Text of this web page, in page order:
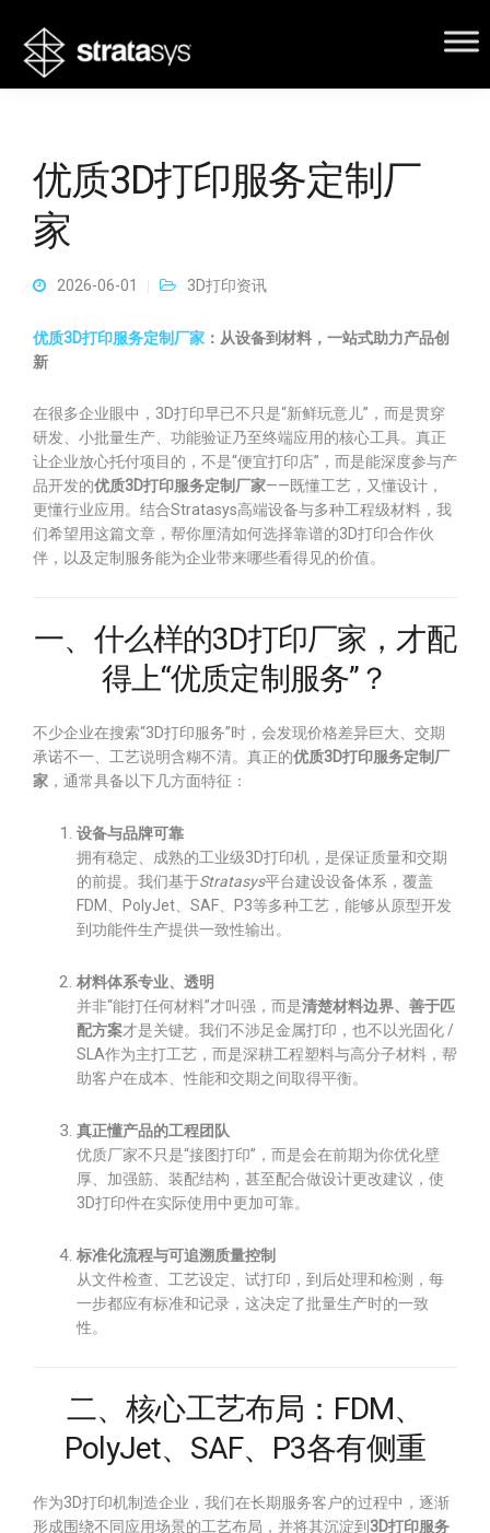
优质3D打印服务定制厂
家
2026-06-01 3D打印资讯
优质3D打印服务定制厂家 ：从设备到材料，一站式助力产品创
新
在很多企业眼中，3D打印早已不只是“新鲜玩意儿”，而是贯穿
研发、小批量生产、功能验证乃至终端应用的核心工具。真正
让企业放心托付项目的，不是“便宜打印店”，而是能深度参与产
品开发的优质3D打印服务定制厂家——既懂工艺，又懂设计，
更懂行业应用。结合Stratasys高端设备与多种工程级材料，我
们希望用这篇文章，帮你厘清如何选择靠谱的3D打印合作伙
伴，以及定制服务能为企业带来哪些看得见的价值。
一、什么样的3D打印厂家，才配
得上“优质定制服务”？
不少企业在搜索“3D打印服务”时，会发现价格差异巨大、交期
承诺不一、工艺说明含糊不清。真正的优质3D打印服务定制厂
家 ，通常具备以下几方面特征：
设备与品牌可靠
拥有稳定、成熟的工业级3D打印机，是保证质量和交期
的前提。我们基于Stratasys平台建设设备体系，覆盖
FDM、PolyJet、SAF、P3等多种工艺，能够从原型开发
到功能件生产提供一致性输出。
材料体系专业、透明
并非“能打任何材料”才叫强，而是清楚材料边界、善于匹
配方案才是关键。我们不涉足金属打印，也不以光固化 /
SLA作为主打工艺，而是深耕工程塑料与高分子材料，帮
助客户在成本、性能和交期之间取得平衡。
真正懂产品的工程团队
优质厂家不只是“接图打印”，而是会在前期为你优化壁
厚、加强筋、装配结构，甚至配合做设计更改建议，使
3D打印件在实际使用中更加可靠。
标准化流程与可追溯质量控制
从文件检查、工艺设定、试打印，到后处理和检测，每
一步都应有标准和记录，这决定了批量生产时的一致
性。
二、核心工艺布局：FDM、
PolyJet、SAF、P3各有侧重
作为3D打印机制造企业，我们在长期服务客户的过程中，逐渐
形成围绕不同应用场景的工艺布局，并将其沉淀到 3D打印服务